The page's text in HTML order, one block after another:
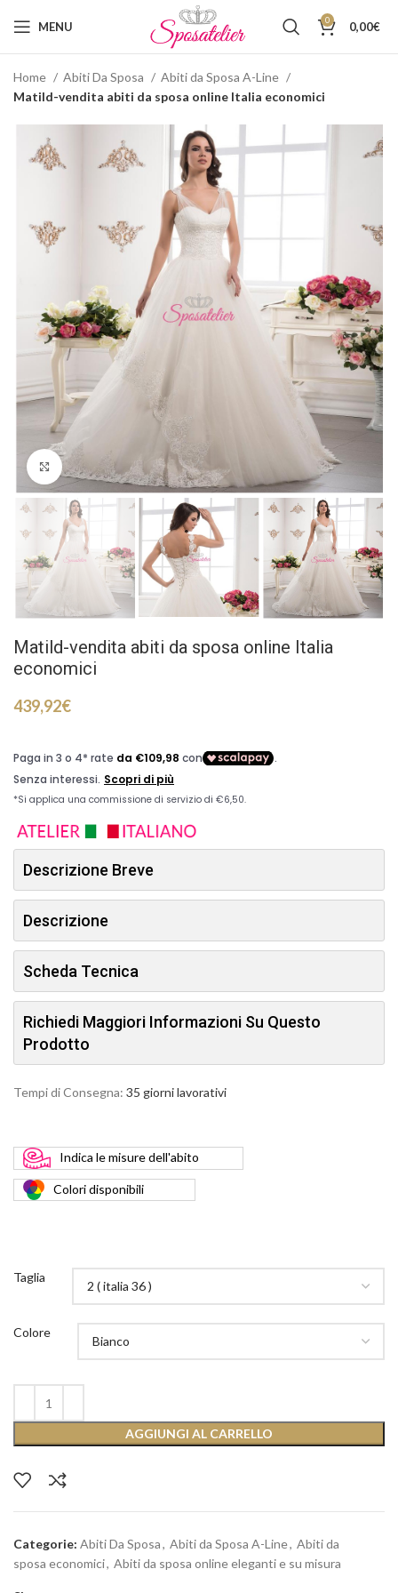
MENU 0 0,00€
Home Abiti Da Sposa
Abiti da Sposa A-Line
Matild-vendita abiti da sposa online Italia economici
Click to enlarge
Matild-vendita abiti da sposa online Italia
economici
439,92€
Descrizione Breve
Descrizione
Scheda Tecnica
Richiedi Maggiori Informazioni Su Questo
Prodotto
Tempi di Consegna: 35 giorni lavorativi
Indica le misure dell'abito
Coloridisponibili
Taglia
Colore
AGGIUNGI AL CARRELLO
Categorie: Abiti Da Sposa, Abiti da Sposa A-Line, Abiti da
sposa economici, Abiti da sposa online eleganti e su misura